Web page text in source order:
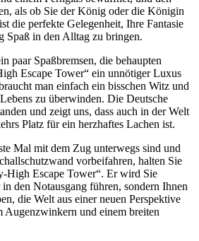
als ob Sie der König oder die Königin
die perfekte Gelegenheit, Ihre Fantasie
Spaß in den Alltag zu bringen.
paar Spaßbremsen, die behaupten
Escape Tower“ ein unnötiger Luxus
man einfach ein bisschen Witz und
zu überwinden. Die Deutsche
und zeigt uns, dass auch in der Welt
Platz für ein herzhaftes Lachen ist.
Mal mit dem Zug unterwegs sind und
vorbeifahren, halten Sie
High Escape Tower“. Er wird Sie
den Notausgang führen, sondern Ihnen
die Welt aus einer neuen Perspektive
Augenzwinkern und einem breiten